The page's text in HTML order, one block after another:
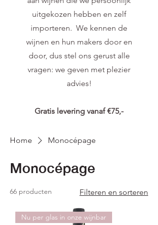
uitgekozen hebben en zelf
importeren. We kennen de
wijnen en hun makers door en
door, dus stel ons gerust alle
vragen: we geven met plezier
advies!
Gratis levering vanaf €75,-
Home Monocépage
Monocépage
66 producten Filteren en sorteren
Nu per glas in onze wijnbar